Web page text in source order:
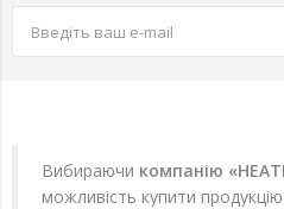
Вибираючи компанію
можливість купити продукцію